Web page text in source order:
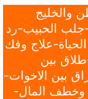
والخليج
جلب الحبيب-رد
علاج وفك
بين
بين الاخوات-
وخطف المال-